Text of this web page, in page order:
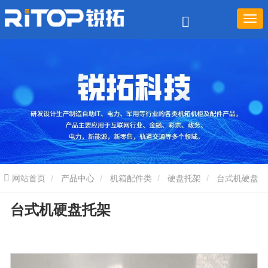
网站首页 产品中心 机箱配件类 硬盘托架
托架
台式机硬盘托架